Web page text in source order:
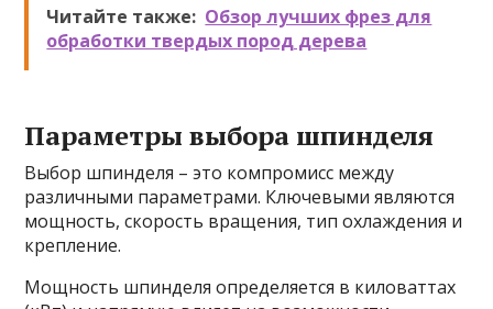
Читайте также: Обзор лучших фрез для
обработки твердых пород дерева
Параметры выбора шпинделя
Выбор шпинделя – это компромисс между
различными параметрами. Ключевыми являются
мощность, скорость вращения, тип охлаждения и
крепление.
Мощность шпинделя определяется в киловаттах